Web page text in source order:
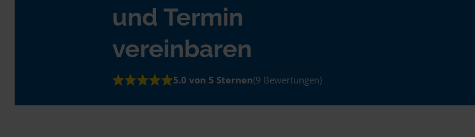
und Termin
vereinbaren
5.0 von 5 Sternen(9 Bewertungen)